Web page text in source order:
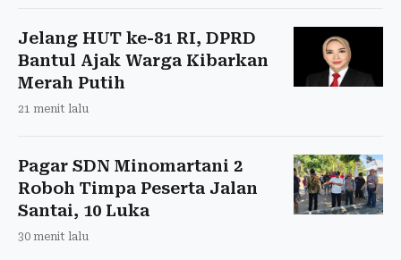
Jelang HUT ke-81 RI, DPRD
Bantul Ajak Warga Kibarkan
Merah Putih
21 menit lalu
Pagar SDN Minomartani 2
Roboh Timpa Peserta Jalan
Santai, 10 Luka
30 menit lalu